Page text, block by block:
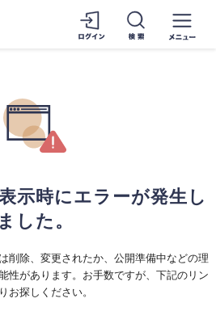
示時にエラーが発生し
ました。
削除、変更されたか、公開準備中などの理
性があります。お手数ですが、下記のリン
お探しください。